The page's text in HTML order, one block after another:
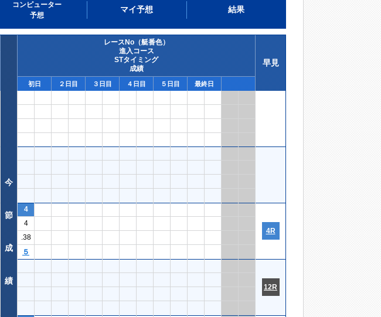
コンピューター
予想
マイ予想 結果
レースNo（艇番色）
進入コース
STタイミング
成績
早見
初日 ２日目 ３日目 ４日目 ５日目 最終日
4
4R
4
.38
５
12R
今
節
成
績